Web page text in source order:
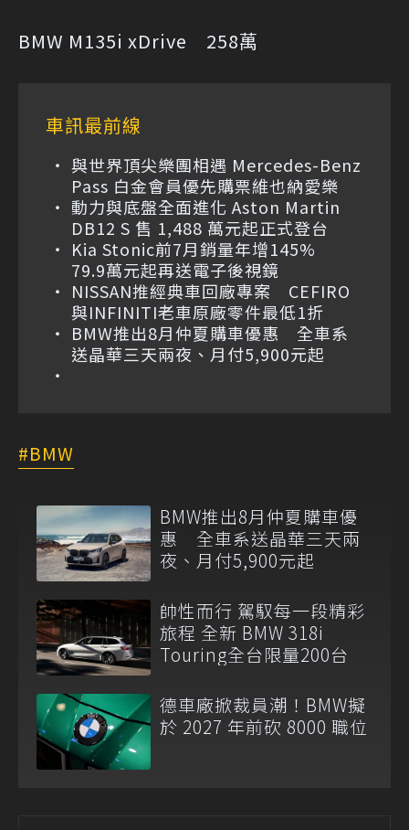
BMW M135i xDrive 258萬
車訊最前線
與世界頂尖樂團相遇 Mercedes-Benz
Pass 白金會員優先購票維也納愛樂
動力與底盤全面進化 Aston Martin
DB12 S 售 1,488 萬元起正式登台
Kia Stonic前7月銷量年增145%
79.9萬元起再送電子後視鏡
NISSAN推經典車回廠專案 CEFIRO
與INFINITI老車原廠零件最低1折
BMW推出8月仲夏購車優惠 全車系
送晶華三天兩夜、月付5,900元起
BMW
BMW推出8月仲夏購車優
惠 全車系送晶華三天兩
夜、月付5,900元起
帥性而行 駕馭每一段精彩
旅程 全新 BMW 318i
Touring全台限量200台
德車廠掀裁員潮！BMW擬
於 2027 年前砍 8000 職位